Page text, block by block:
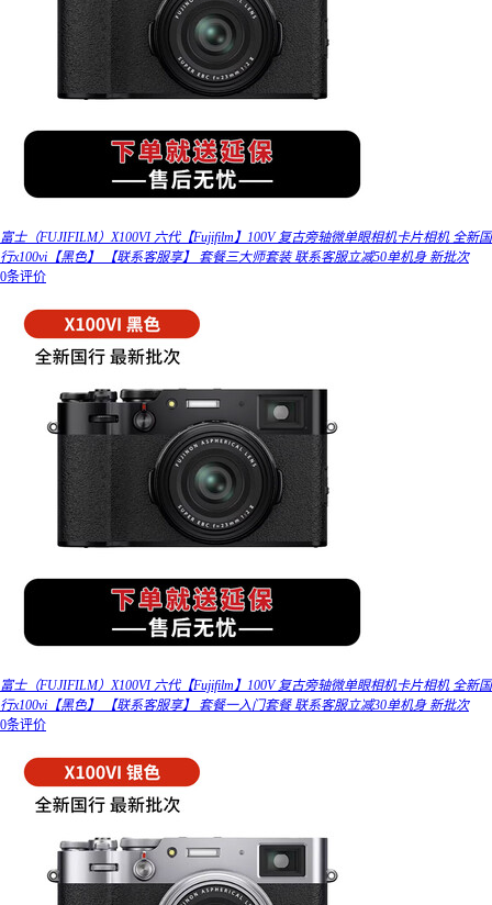
富士（FUJIFILM）X100VI 六代【Fujifilm】100V 复古旁轴微单眼相机卡片相机 全新国
行x100vi【黑色】 【联系客服享】 套餐三大师套装 联系客服立减50单机身 新批次
0条评价
富士（FUJIFILM）X100VI 六代【Fujifilm】100V 复古旁轴微单眼相机卡片相机 全新国
行x100vi【黑色】 【联系客服享】 套餐一入门套餐 联系客服立减30单机身 新批次
0条评价